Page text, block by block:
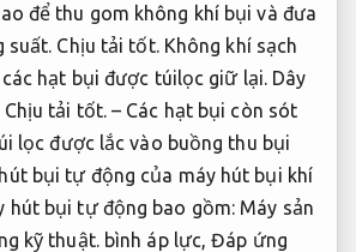
để thu gom không khí bụi và đưa
suất. Chịu tải tốt. Không khí sạch
hạt bụi được túilọc giữ lại. Dây
Chịu tải tốt. – Các hạt bụi còn sót
lọc được lắc vào buồng thu bụi
bụi tự động của máy hút bụi khí
hút bụi tự động bao gồm: Máy sản
kỹ thuật. bình áp lực,Đáp ứng